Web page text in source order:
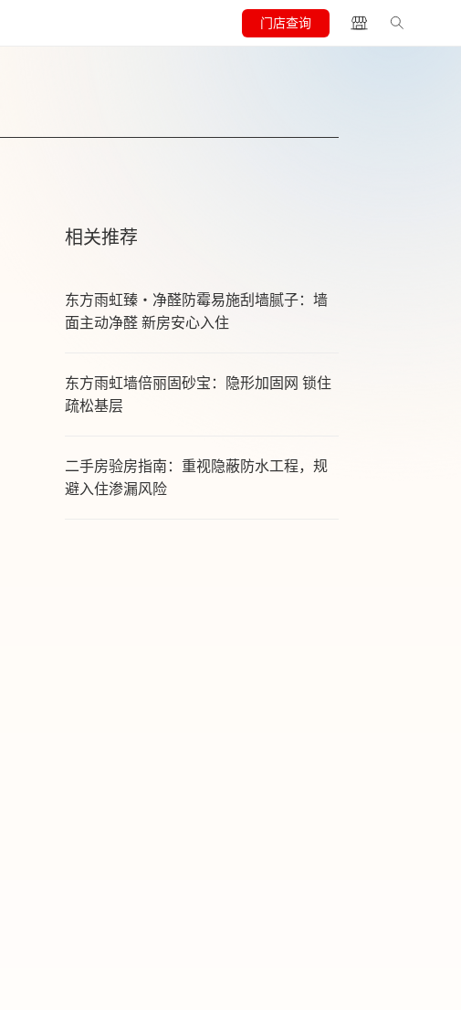
门店查询
相关推荐
东方雨虹臻・净醛防霉易施刮墙腻子：墙
面主动净醛 新房安心入住
东方雨虹墙倍丽固砂宝：隐形加固网 锁住
疏松基层
二手房验房指南：重视隐蔽防水工程，规
避入住渗漏风险